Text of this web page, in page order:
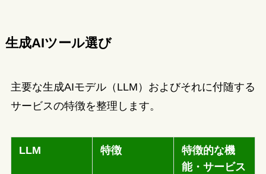
生成AIツール選び
主要な生成AIモデル（LLM）およびそれに付随する
サービスの特徴を整理します。
LLM 特徴
特徴的な機
能・サービス